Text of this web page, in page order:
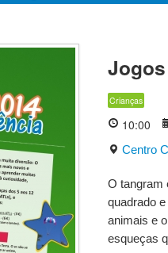
Crianças
10:00
Centro
O tangram
quadrado
animais e
esqueças